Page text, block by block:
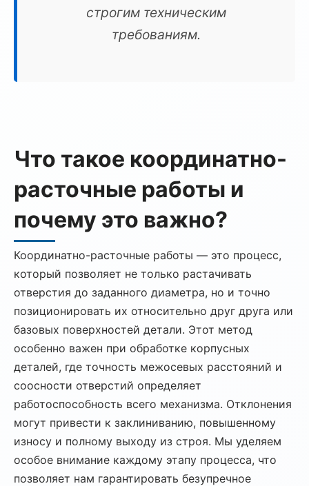
строгим техническим
требованиям.
Что такое координатно-
расточные работы и
почему это важно?
Координатно-расточные работы — это процесс,
который позволяет не только растачивать
отверстия до заданного диаметра, но и точно
позиционировать их относительно друг друга или
базовых поверхностей детали. Этот метод
особенно важен при обработке корпусных
деталей, где точность межосевых расстояний и
соосности отверстий определяет
работоспособность всего механизма. Отклонения
могут привести к заклиниванию, повышенному
износу и полному выходу из строя. Мы уделяем
особое внимание каждому этапу процесса, что
позволяет нам гарантировать безупречное